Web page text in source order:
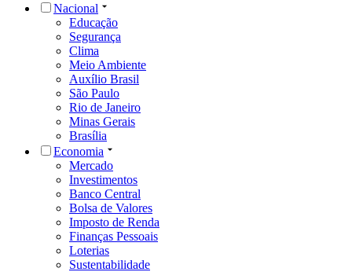
Nacional
Educação
Segurança
Clima
Meio Ambiente
Auxílio Brasil
São Paulo
Rio de Janeiro
Minas Gerais
Brasília
Economia
Mercado
Investimentos
Banco Central
Bolsa de Valores
Imposto de Renda
Finanças Pessoais
Loterias
Sustentabilidade